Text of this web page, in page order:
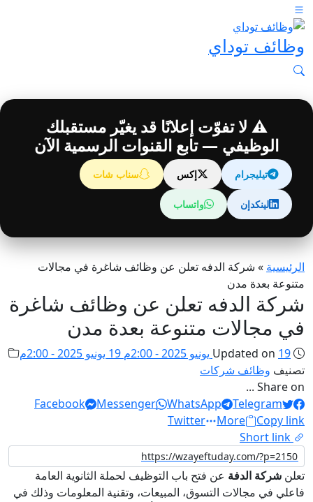
وظائف توداي
⚠️ لا تفوّت إعلانًا قد يغيّر مستقبلك
الوظيفي — تابع القنوات الرسمية الآن
تيليجرام إكس سناب شات
لينكدإن واتساب
الرئيسية » شركة الدفه تعلن عن وظائف شاغرة في مجالات
متنوعة بعدة مدن
شركة الدفه تعلن عن وظائف شاغرة
في مجالات متنوعة بعدة مدن
Updated on 19 يونيو 2025 - 2:00م
19 يونيو 2025 - 2:00م
تصنيف وظائف شركات
Share on ...
Facebook
Messenger WhatsApp
Telegram
Twitter
More
Copy link
Short link
تعلن شركة الدفة عن فتح باب التوظيف لحملة الثانوية العامة
فاعلي في مجالات التسوق، المبيعات، وتقنية المعلومات وذلك في